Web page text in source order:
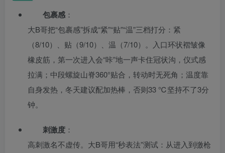
包裹感 ：
大B哥把“包裹感”拆成“紧”“贴”“温”三档打分：紧
（8/10）、贴（9/10）、温（7/10）。入口环状褶皱像
橡皮筋，第一次进入会“咔”地一声卡住冠状沟，仪式感
拉满；中段螺旋山脊360°贴合，转动时无死角；温度靠
自身发热，冬天建议配加热棒，否则33 ℃坚持不了3分
钟。
刺激度 ：
高刺激名不虚传。大B哥用“秒表法”测试：从进入到缴枪